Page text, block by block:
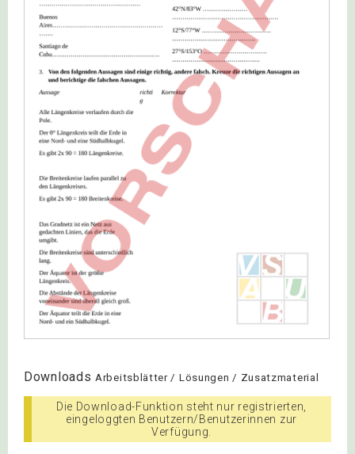
Downloads Arbeitsblätter / Lösungen / Zusatzmaterial
Die Download-Funktion steht nur registrierten,
eingeloggten Benutzern/Benutzerinnen zur
Verfügung.